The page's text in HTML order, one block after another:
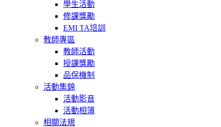
學生活動
修課獎勵
EMI TA培訓
教師專區
教師活動
授課獎勵
品保機制
活動集錦
活動影音
活動相簿
相關法規